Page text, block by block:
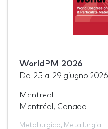
WorldPM 2026
Dal 25 al 29 giugno 2026
Montreal
Montréal, Canada
Metallurgica, Metallurgia